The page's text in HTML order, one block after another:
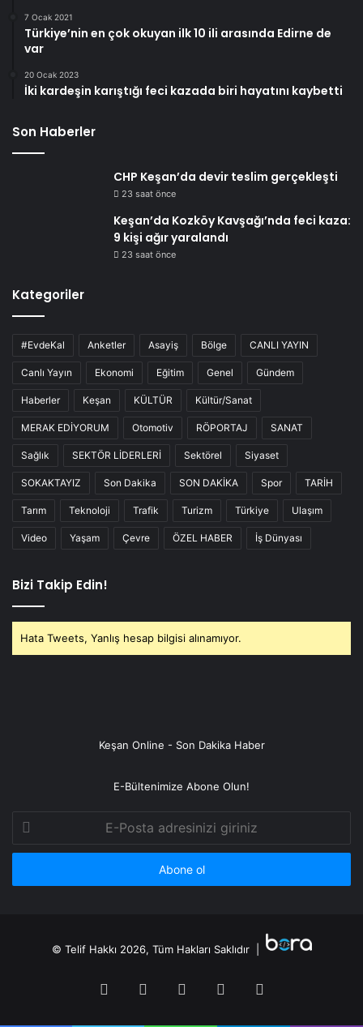
7 Ocak 2021
Türkiye’nin en çok okuyan ilk 10 ili arasında Edirne de
var
20 Ocak 2023
İki kardeşin karıştığı feci kazada biri hayatını kaybetti
Son Haberler
CHP Keşan’da devir teslim gerçekleşti
23 saat önce
Keşan’da Kozköy Kavşağı’nda feci kaza:
9 kişi ağır yaralandı
23 saat önce
Kategoriler
#EvdeKal Anketler Asayiş Bölge CANLI YAYIN
Canlı Yayın Ekonomi Eğitim Genel Gündem
Haberler Keşan KÜLTÜR Kültür/Sanat
MERAK EDİYORUM Otomotiv RÖPORTAJ SANAT
Sağlık SEKTÖR LİDERLERİ Sektörel Siyaset
SOKAKTAYIZ Son Dakika SON DAKİKA Spor TARİH
Tarım Teknoloji Trafik Turizm Türkiye Ulaşım
Video Yaşam Çevre ÖZEL HABER İş Dünyası
Bizi Takip Edin!
Hata Tweets, Yanlış hesap bilgisi alınamıyor.
Keşan Online - Son Dakika Haber
E-Bültenimize Abone Olun!
Posta
adresinizi
© Telif Hakkı 2026, Tüm Hakları Saklıdır |
FacebookTwitter YouTubeInstagram